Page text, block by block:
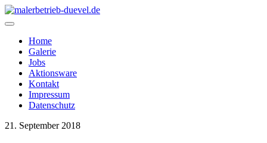
Home
Galerie
Jobs
Aktionsware
Kontakt
Impressum
Datenschutz
21. September 2018